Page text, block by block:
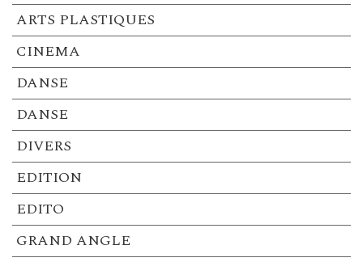
ARTS PLASTIQUES
CINEMA
DANSE
DANSE
DIVERS
EDITION
EDITO
GRAND ANGLE